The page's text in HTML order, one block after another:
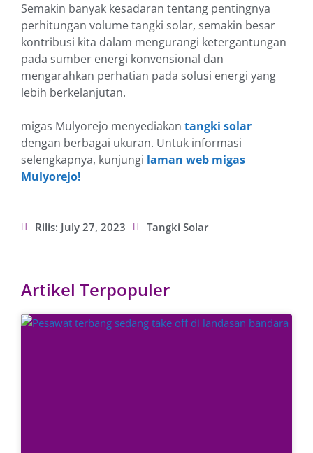
Semakin banyak kesadaran tentang pentingnya
perhitungan volume tangki solar, semakin besar
kontribusi kita dalam mengurangi ketergantungan
pada sumber energi konvensional dan
mengarahkan perhatian pada solusi energi yang
lebih berkelanjutan.
migas Mulyorejo menyediakan tangki solar
dengan berbagai ukuran. Untuk informasi
selengkapnya, kunjungi laman web migas
Mulyorejo!
Rilis: July 27, 2023 Tangki Solar
Artikel Terpopuler